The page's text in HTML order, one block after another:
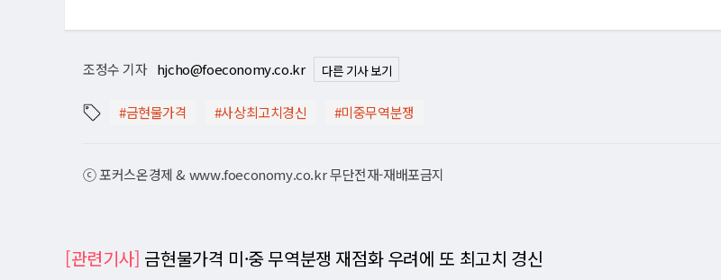
조정수 기자 hjcho@foeconomy.co.kr 다른 기사 보기
#금현물가격 #사상최고치경신 #미중무역분쟁
ⓒ 포커스온경제 & www.foeconomy.co.kr 무단전재-재배포금지
[관련기사] 금현물가격 미·중 무역분쟁 재점화 우려에 또 최고치 경신